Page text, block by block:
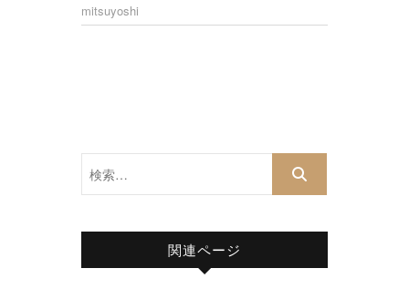
mitsuyoshi
索…
関連ページ